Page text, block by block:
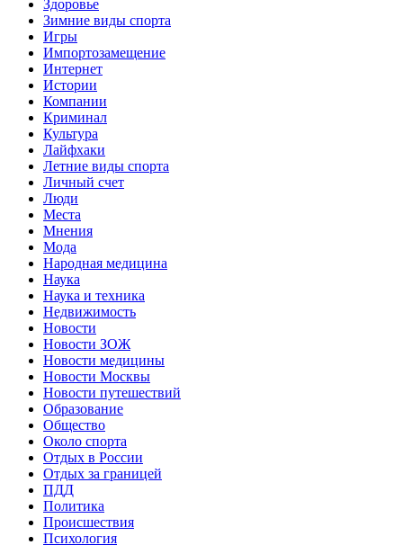
Здоровье
Зимние виды спорта
Игры
Импортозамещение
Интернет
Истории
Компании
Криминал
Культура
Лайфхаки
Летние виды спорта
Личный счет
Люди
Места
Мнения
Мода
Народная медицина
Наука
Наука и техника
Недвижимость
Новости
Новости ЗОЖ
Новости медицины
Новости Москвы
Новости путешествий
Образование
Общество
Около спорта
Отдых в России
Отдых за границей
ПДД
Политика
Происшествия
Психология